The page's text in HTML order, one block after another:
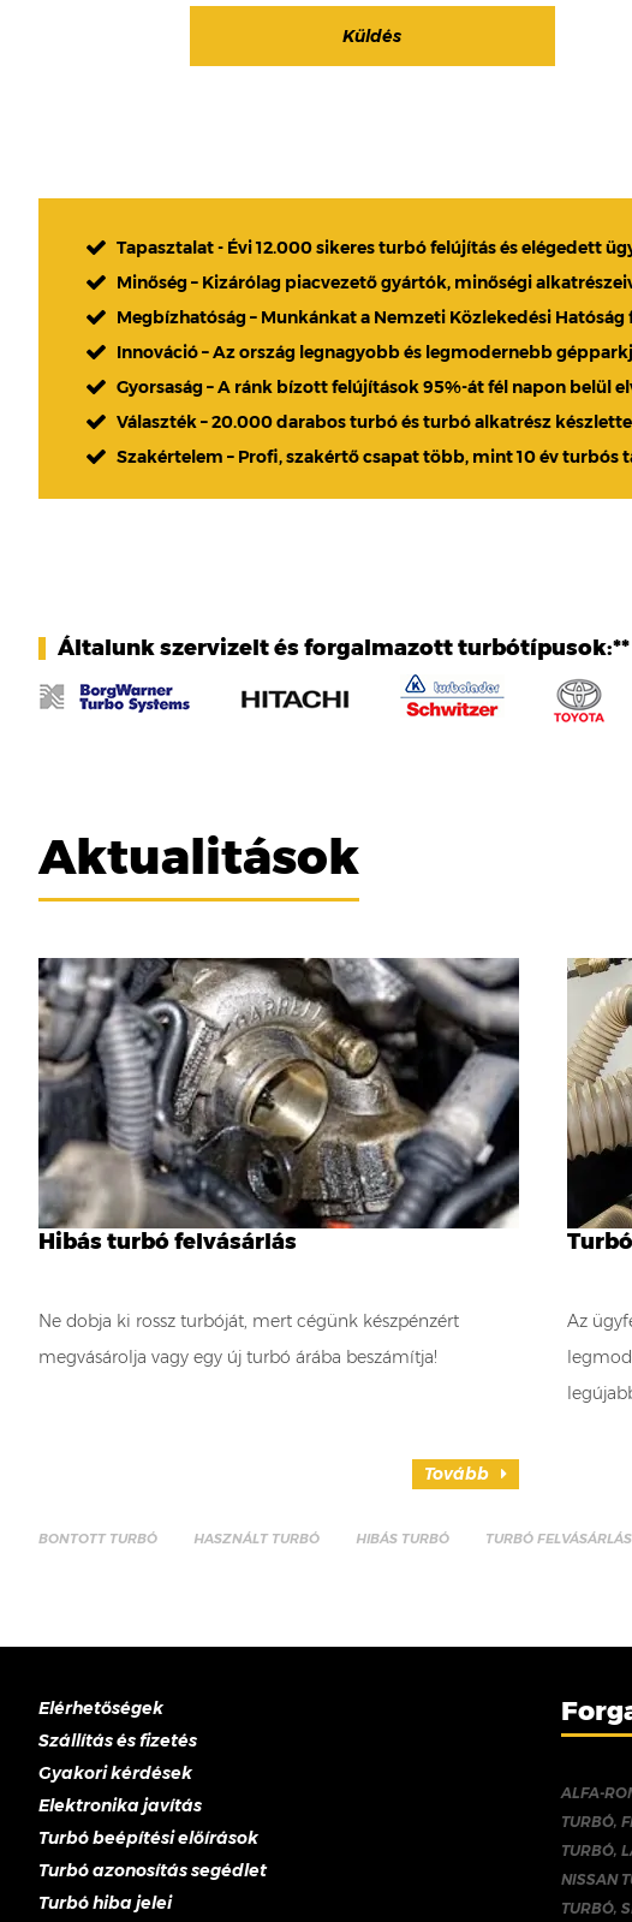
Tapasztalat - Évi 12.000 sikeres turbó felújítás és elégedett
Minőség – Kizárólag piacvezető gyártók, minőségi
Megbízhatóság – Munkánkat a Nemzeti Közlekedési Hatóság
Innováció – Az ország legnagyobb és legmodernebb
Gyorsaság – A ránk bízott felújítások 95%-át fél napon belül
Választék – 20.000 darabos turbó és turbó alkatrész
Szakértelem – Profi, szakértő csapat több, mint 10 év turbós
Általunk szervizelt és forgalmazott turbótípusok:**
Aktualitások
Hibás turbó felvásárlás
Ne dobja ki rossz turbóját, mert cégünk készpénzért
megvásárolja vagy egy új turbó árába beszámítja!
Tovább
Az
BONTOTT TURBÓ HASZNÁLT TURBÓ HIBÁS TURBÓ TURBÓ FELVÁSÁRLÁS
Elérhetőségek
Szállítás és fizetés
Gyakori kérdések
Elektronika javítás
Turbó beépítési előírások
Turbó azonosítás segédlet
Turbó hiba jelei
ALFA-
TURBÓ,
TURBÓ,
NISSAN
TURBÓ,